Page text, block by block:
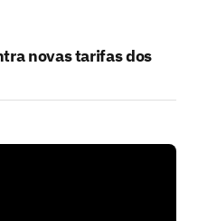
novas tarifas dos